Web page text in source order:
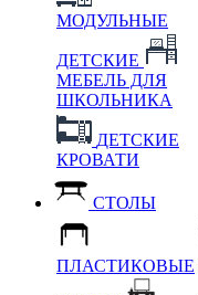
МОДУЛЬНЫЕ
ДЕТСКИЕ
МЕБЕЛЬ ДЛЯ
ШКОЛЬНИКА
ДЕТСКИЕ
КРОВАТИ
СТОЛЫ
ПЛАСТИКОВЫЕ